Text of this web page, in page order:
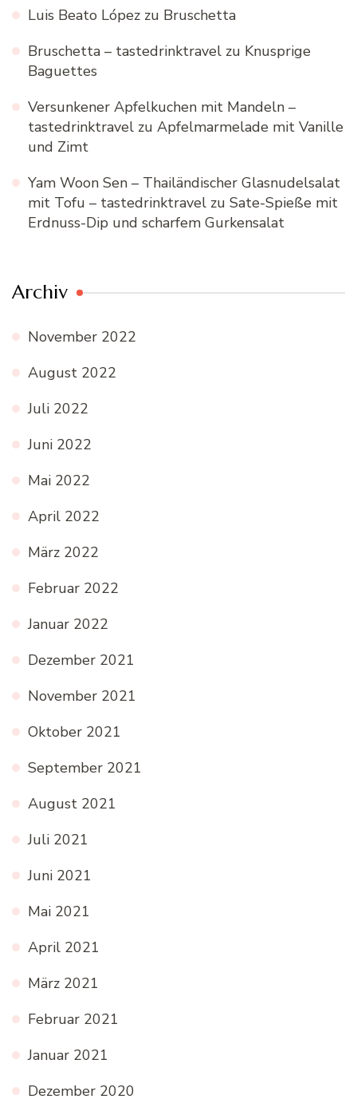
Luis Beato López zu Bruschetta
Bruschetta – tastedrinktravel zu Knusprige
Baguettes
Versunkener Apfelkuchen mit Mandeln –
tastedrinktravel zu Apfelmarmelade mit Vanille
und Zimt
Yam Woon Sen – Thailändischer Glasnudelsalat
mit Tofu – tastedrinktravel zu Sate-Spieße mit
Erdnuss-Dip und scharfem Gurkensalat
Archiv
November 2022
August 2022
Juli 2022
Juni 2022
Mai 2022
April 2022
März 2022
Februar 2022
Januar 2022
Dezember 2021
November 2021
Oktober 2021
September 2021
August 2021
Juli 2021
Juni 2021
Mai 2021
April 2021
März 2021
Februar 2021
Januar 2021
Dezember 2020